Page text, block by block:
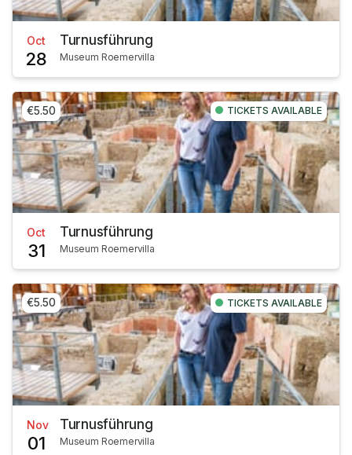
Oct
28
Turnusführung
Museum Roemervilla
€5.50 TICKETS AVAILABLE
Oct
31
Turnusführung
Museum Roemervilla
€5.50 TICKETS AVAILABLE
Nov
01
Turnusführung
Museum Roemervilla